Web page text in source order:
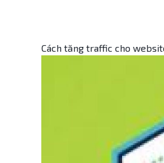
Cách tăng traffic cho